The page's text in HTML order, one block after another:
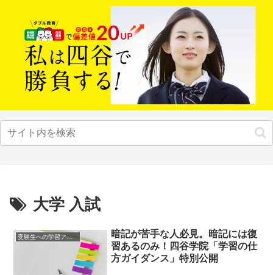
大学 入試
受験生への学習アドバイス
暗記が苦手な人必見。暗記には復
習あるのみ！四谷学院「学習の仕
方ガイダンス」特別公開